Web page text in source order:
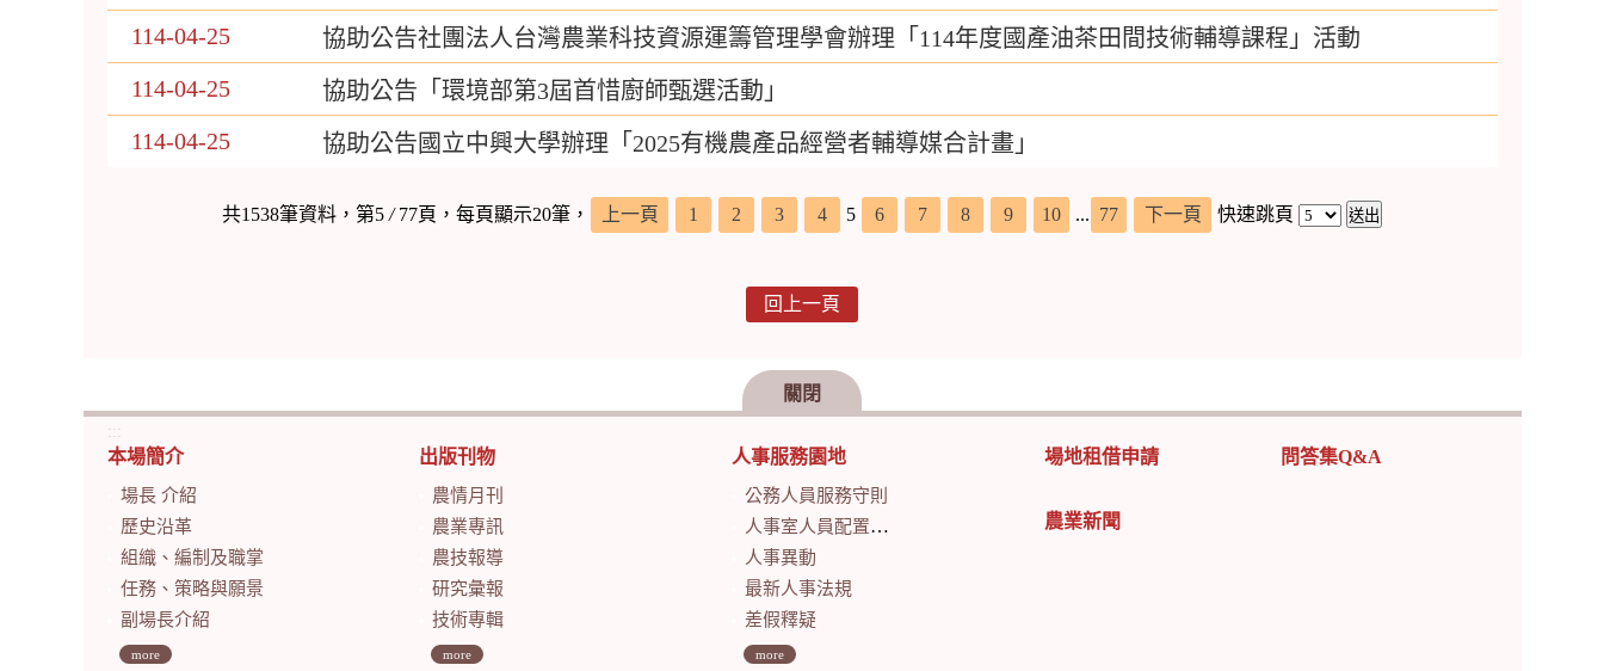
114-04-25
協助公告社團法人台灣農業科技資源運籌管理學會辦理「114年度國產油茶田間技術輔導課程」活動
114-04-25
協助公告「環境部第3屆首惜廚師甄選活動」
114-04-25
協助公告國立中興大學辦理「2025有機農產品經營者輔導媒合計畫」
共1538筆資料，第5 /77頁，每頁顯示20筆， 上一頁 1 2 3 4 5 6 7 8 9 10 ... 77 下一頁 快速跳頁
回上一頁
關閉
:::
本場簡介
場長 介紹
歷史沿革
組織、編制及職掌
任務、策略與願景
副場長介紹
more
出版刊物
農情月刊
農業專訊
農技報導
研究彙報
技術專輯
more
人事服務園地
公務人員服務守則
人事室人員配置及業務職掌
人事異動
最新人事法規
差假釋疑
more
場地租借申請
農業新聞
問答集Q&A